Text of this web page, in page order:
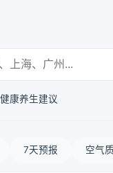
康养生建议
7天预报 空气